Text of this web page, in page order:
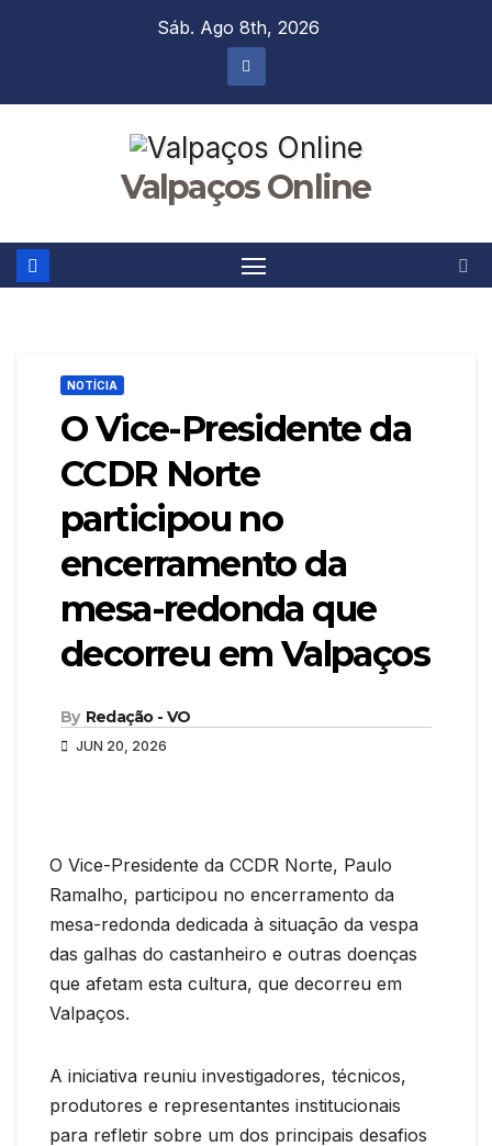
Sáb. Ago 8th, 2026
Valpaços Online
NOTÍCIA
O Vice-Presidente da
CCDR Norte
participou no
encerramento da
mesa-redonda que
decorreu em Valpaços
By Redação - VO
JUN 20, 2026
O Vice-Presidente da CCDR Norte, Paulo
Ramalho, participou no encerramento da
mesa-redonda dedicada à situação da vespa
das galhas do castanheiro e outras doenças
que afetam esta cultura, que decorreu em
Valpaços.
A iniciativa reuniu investigadores, técnicos,
produtores e representantes institucionais
para refletir sobre um dos principais desafios